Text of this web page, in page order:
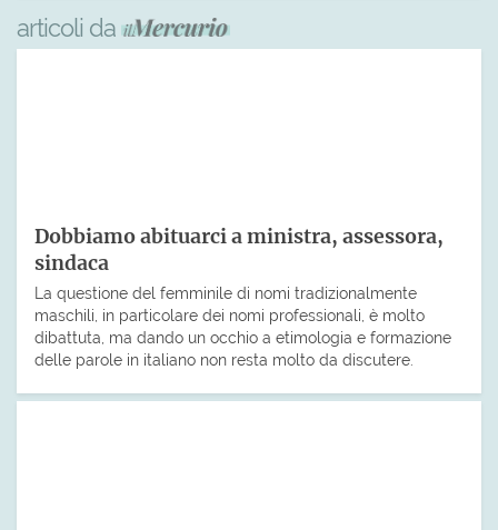
articoli da
Dobbiamo abituarci a ministra, assessora,
sindaca
La questione del femminile di nomi tradizionalmente
maschili, in particolare dei nomi professionali, è molto
dibattuta, ma dando un occhio a etimologia e formazione
delle parole in italiano non resta molto da discutere.